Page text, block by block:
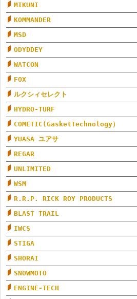
MIKUNI
KOMMANDER
MSD
ODYDDEY
WATCON
FOX
ルクシィセレクト
HYDRO-TURF
COMETIC(GasketTechnology）
YUASA ユアサ
REGAR
UNLIMITED
WSM
R.R.P. RICK ROY PRODUCTS
BLAST TRAIL
IWCS
STIGA
SHORAI
SNOWMOTO
ENGINE-TECH